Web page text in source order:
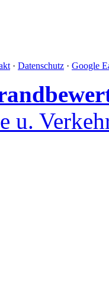
· Datenschutz · Google
u.